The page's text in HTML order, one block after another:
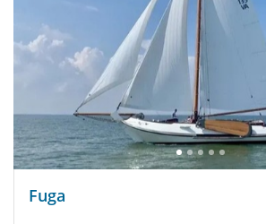
Fuga